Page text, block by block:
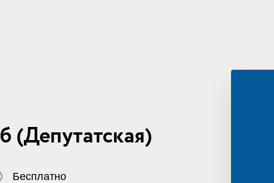
(Депутатская)
Бесплатно